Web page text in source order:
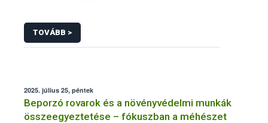
TOVÁBB >
2025. július 25, péntek
Beporzó rovarok és a növényvédelmi munkák
összeegyeztetése – fókuszban a méhészet